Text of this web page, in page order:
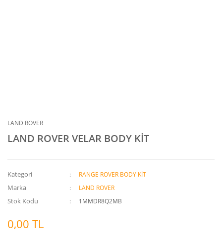
LAND ROVER
LAND ROVER VELAR BODY KİT
Kategori RANGE ROVER BODY KİT
Marka LAND ROVER
Stok Kodu 1MMDR8Q2MB
0,00 TL